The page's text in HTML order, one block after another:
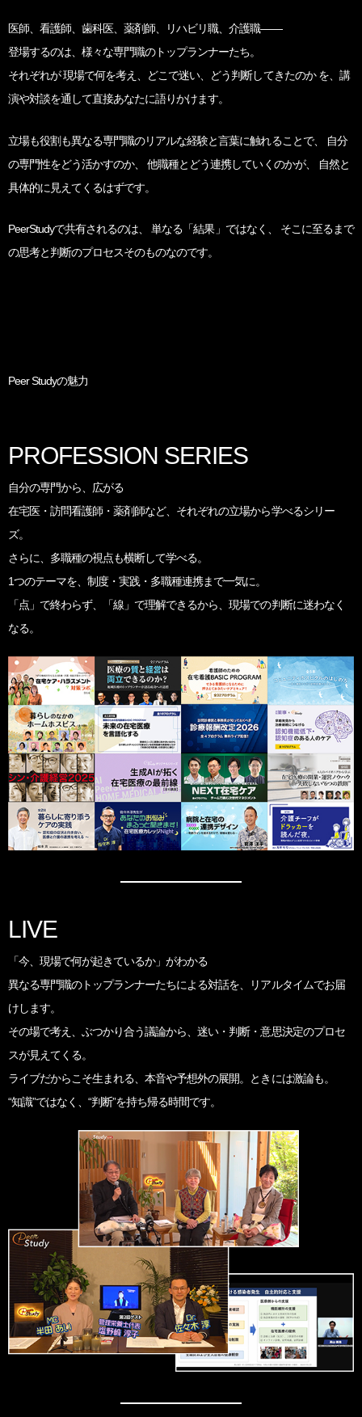
医師、看護師、歯科医、薬剤師、リハビリ職、介護職――
登場するのは、様々な専門職のトップランナーたち。
それぞれが 現場で何を考え、どこで迷い、どう判断してきたのか を、 講
演や対談を通して直接あなたに語りかけます。
立場も役割も異なる専門職のリアルな経験と言葉に触れることで、
自分
の専門性をどう活かすのか、
他職種とどう連携していくのかが、
自然と
具体的に見えてくるはずです。
PeerStudyで共有されるのは、 単なる「結果」ではなく、
そこに至るまで
の思考と判断のプロセスそのものなのです。
Peer Studyの魅力
PROFESSION SERIES
自分の専門から、広がる
在宅医・訪問看護師・薬剤師など、 それぞれの立場から学べるシリー
ズ。
さらに、多職種の視点も横断して学べる。
1つのテーマを、制度・実践・多職種連携まで一気に。
「点」で終わらず、「線」で理解できるから、現場での判断に迷わなく
なる。
LIVE
「今、現場で何が起きているか」がわかる
異なる専門職のトップランナーたちによる対話を、
リアルタイムでお届
けします。
その場で考え、ぶつかり合う議論から、迷い・判断・意思決定のプロセ
スが見えてくる。
ライブだからこそ生まれる、本音や予想外の展開。ときには激論も。
“知識”ではなく、“判断”を持ち帰る時間です。